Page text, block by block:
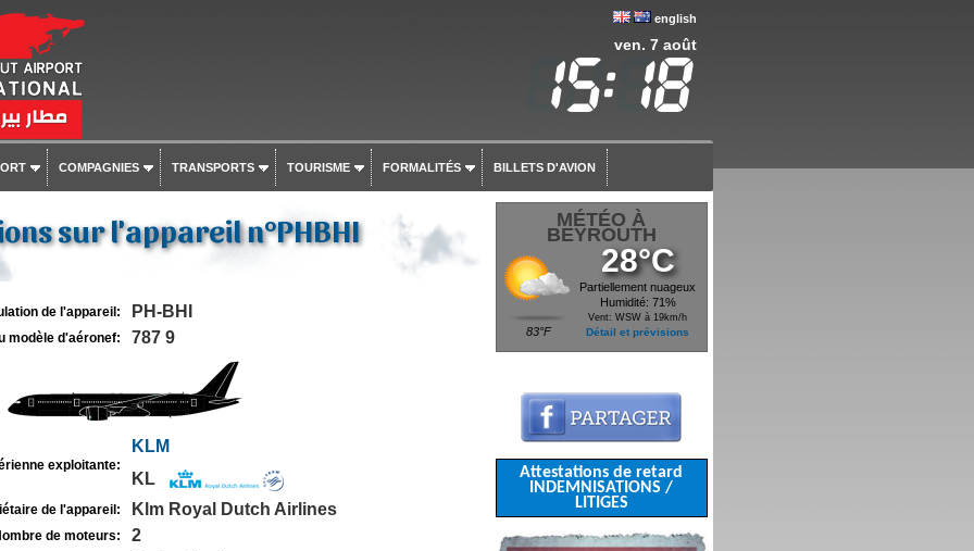
english
ven. 7 août
COMPAGNIES TRANSPORTS TOURISME FORMALITÉS BILLETS D'AVION
sur l'appareil n°PHBHI
de l'appareil: PH-BHI
modèle d'aéronef: 787 9
exploitante:
KLM
KL
de l'appareil: Klm Royal Dutch Airlines
de moteurs: 2
MÉTÉO À
BEYROUTH
83°F
28°C
Partiellement nuageux
Humidité: 71%
Vent: WSW à 19km/h
Détail et prévisions
Attestations de retard
INDEMNISATIONS /
LITIGES